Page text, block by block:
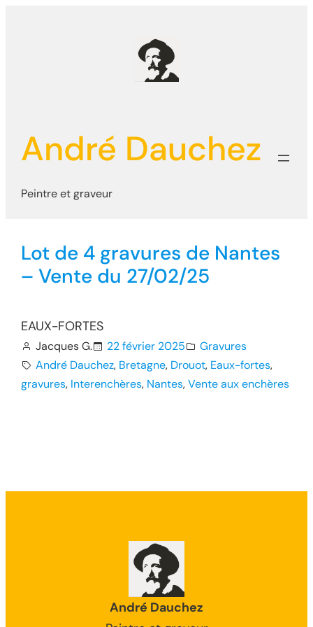
André Dauchez
Peintre et graveur
Lot de 4 gravures de Nantes
– Vente du 27/02/25
EAUX-FORTES
Jacques G. 22 février 2025
Gravures
André Dauchez, Bretagne, Drouot, Eaux-fortes,
gravures, Interenchères, Nantes, Vente aux enchères
André Dauchez